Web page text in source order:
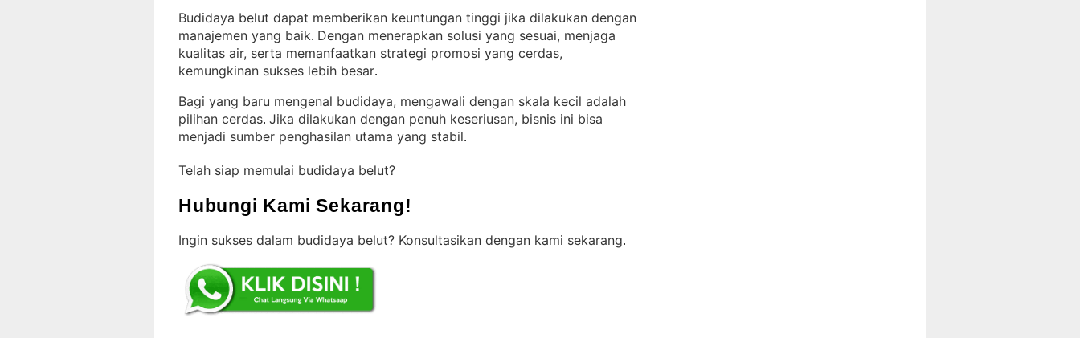
Budidaya belut dapat memberikan keuntungan tinggi jika dilakukan dengan
manajemen yang baik. Dengan menerapkan solusi yang sesuai, menjaga
kualitas air, serta memanfaatkan strategi promosi yang cerdas,
kemungkinan sukses lebih besar.
Bagi yang baru mengenal budidaya, mengawali dengan skala kecil adalah
pilihan cerdas. Jika dilakukan dengan penuh keseriusan, bisnis ini bisa
menjadi sumber penghasilan utama yang stabil.
Telah siap memulai budidaya belut?
Hubungi Kami Sekarang!
Ingin sukses dalam budidaya belut? Konsultasikan dengan kami sekarang.